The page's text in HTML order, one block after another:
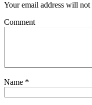
Your email address will not
Comment
Name *